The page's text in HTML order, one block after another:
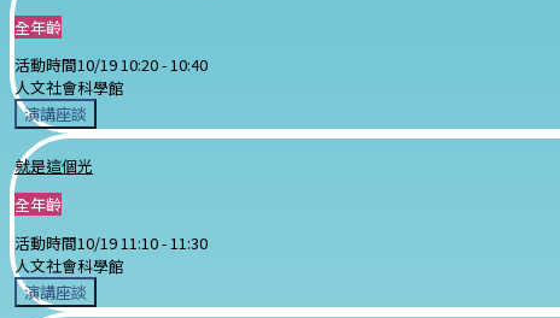
全年齡
活動時間10/19 10:20 -10:40
人文社會科學館
演講座談
就是這個光
全年齡
活動時間10/19 11:10 -11:30
人文社會科學館
演講座談